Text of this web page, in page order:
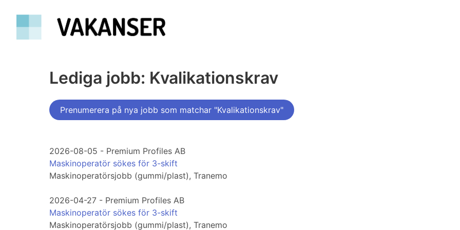
Lediga jobb: Kvalikationskrav
Prenumerera på nya jobb som matchar "Kvalikationskrav"
2026-08-05 - Premium Profiles AB
Maskinoperatör sökes för 3-skift
Maskinoperatörsjobb (gummi/plast), Tranemo
2026-04-27 - Premium Profiles AB
Maskinoperatör sökes för 3-skift
Maskinoperatörsjobb (gummi/plast), Tranemo